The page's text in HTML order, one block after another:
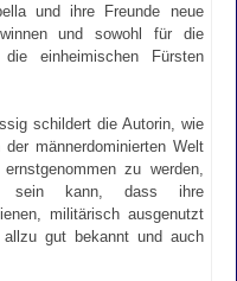
und ihre Freunde neue
und sowohl für die
einheimischen Fürsten
schildert die Autorin, wie
männerdominierten Welt
zu werden,
sein kann, dass ihre
militärisch ausgenutzt
gut bekannt und auch